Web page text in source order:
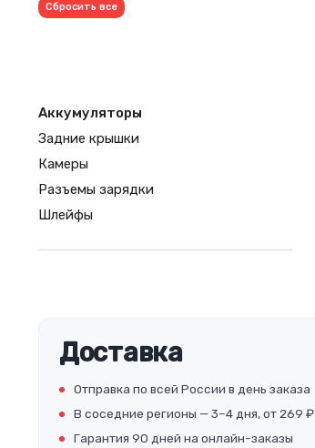
Сбросить все
Аккумуляторы
Задние крышки
Камеры
Разъемы зарядки
Шлейфы
Доставка
Отправка по всей России в день заказа
В соседние регионы — 3–4 дня, от 269 ₽
Гарантия 90 дней на онлайн-заказы